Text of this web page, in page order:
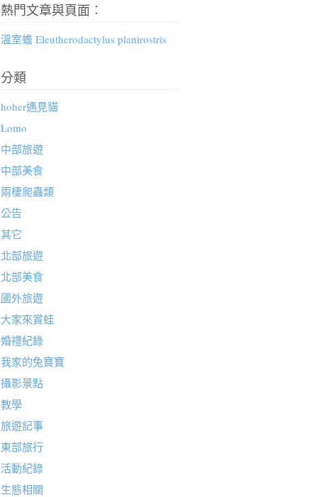
熱門文章與頁面︰
溫室蟾 Eleutherodactylus planirostris
分類
hoher遇見貓
Lomo
中部旅遊
中部美食
兩棲爬蟲類
公告
其它
北部旅遊
北部美食
國外旅遊
大家來賞蛙
婚禮紀錄
我家的兔寶寶
攝影景點
教學
旅遊記事
東部旅行
活動紀錄
生態相關